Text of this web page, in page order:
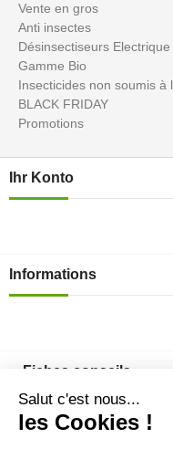
Vente en gros
Anti insectes
Désinsectiseurs Electrique
Gamme Bio
Insecticides non soumis à
BLACK FRIDAY
Promotions
Ihr Konto
Informations
Fiches conseils